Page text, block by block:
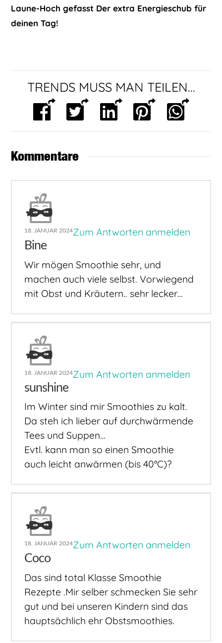
Laune-Hoch gefasst Der extra Energieschub für
deinen Tag!
TRENDS MUSS MAN TEILEN...
Kommentare
18. JANUAR 2024Zum Antworten anmelden
Bine
Wir mögen Smoothie sehr, und
machen auch viele selbst. Vorwiegend
mit Obst und Kräutern.. sehr lecker…
18. JANUAR 2024Zum Antworten anmelden
sunshine
Im Winter sind mir Smoothies zu kalt.
Da steh ich lieber auf durchwärmende
Tees und Suppen…
Evtl. kann man so einen Smoothie
auch leicht anwärmen (bis 40°C)?
18. JANUAR 2024Zum Antworten anmelden
Coco
Das sind total Klasse Smoothie
Rezepte .Mir selber schmecken Sie sehr
gut und bei unseren Kindern sind das
hauptsächlich ehr Obstsmoothies.